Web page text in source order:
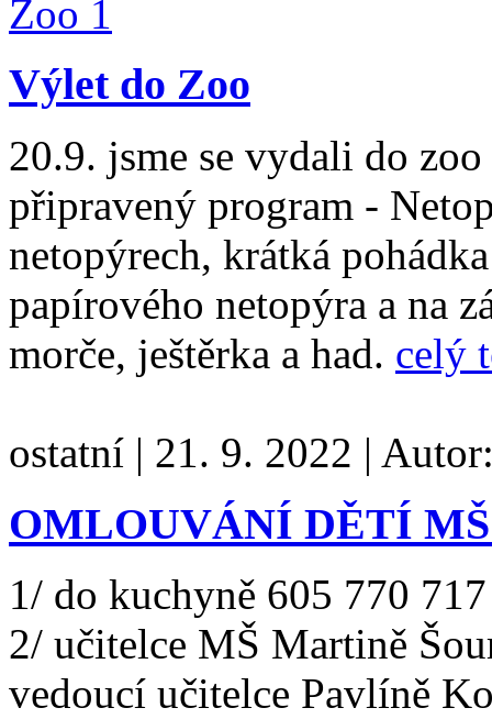
Výlet do Zoo
20.9. jsme se vydali do
připravený program -
netopýrech, krátká
papírového netopýra a na
morče, ještěrka a had. celý
ostatní | 21. 9. 2022 |
OMLOUVÁNÍ DĚTÍ MŠ
1/ do kuchyně 605 770 717
2/ učitelce MŠ Martině
vedoucí učitelce Pavlíně